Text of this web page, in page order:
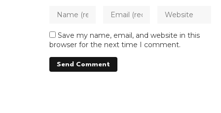
Save my name, email, and website in this
browser for the next time I comment.